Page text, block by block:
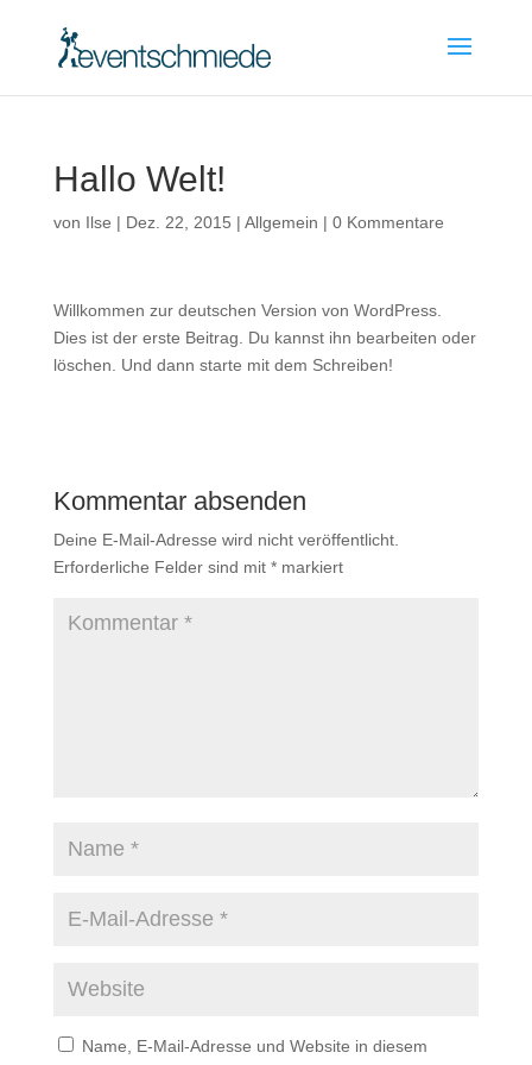
Hallo Welt!
von Ilse | Dez. 22, 2015 | Allgemein | 0 Kommentare
Willkommen zur deutschen Version von WordPress.
Dies ist der erste Beitrag. Du kannst ihn bearbeiten oder
löschen. Und dann starte mit dem Schreiben!
Kommentar absenden
Deine E-Mail-Adresse wird nicht veröffentlicht.
Erforderliche Felder sind mit *markiert
Name, E-Mail-Adresse und Website in diesem